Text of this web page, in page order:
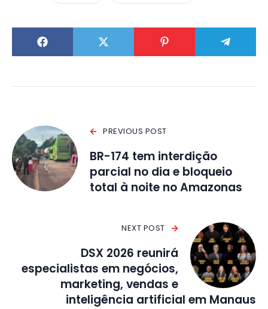
PREVIOUS POST
BR-174 tem interdição
parcial no dia e bloqueio
total à noite no Amazonas
NEXT POST
DSX 2026 reunirá
especialistas em negócios,
marketing, vendas e
inteligência artificial em Manaus